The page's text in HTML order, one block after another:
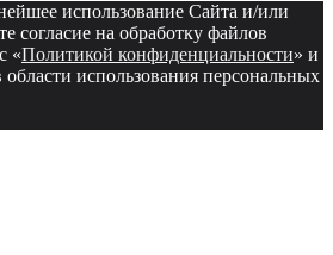
использование Сайта и/или
согласие на обработку файлов
«Политикой конфиденциальности» и
области использования персональных